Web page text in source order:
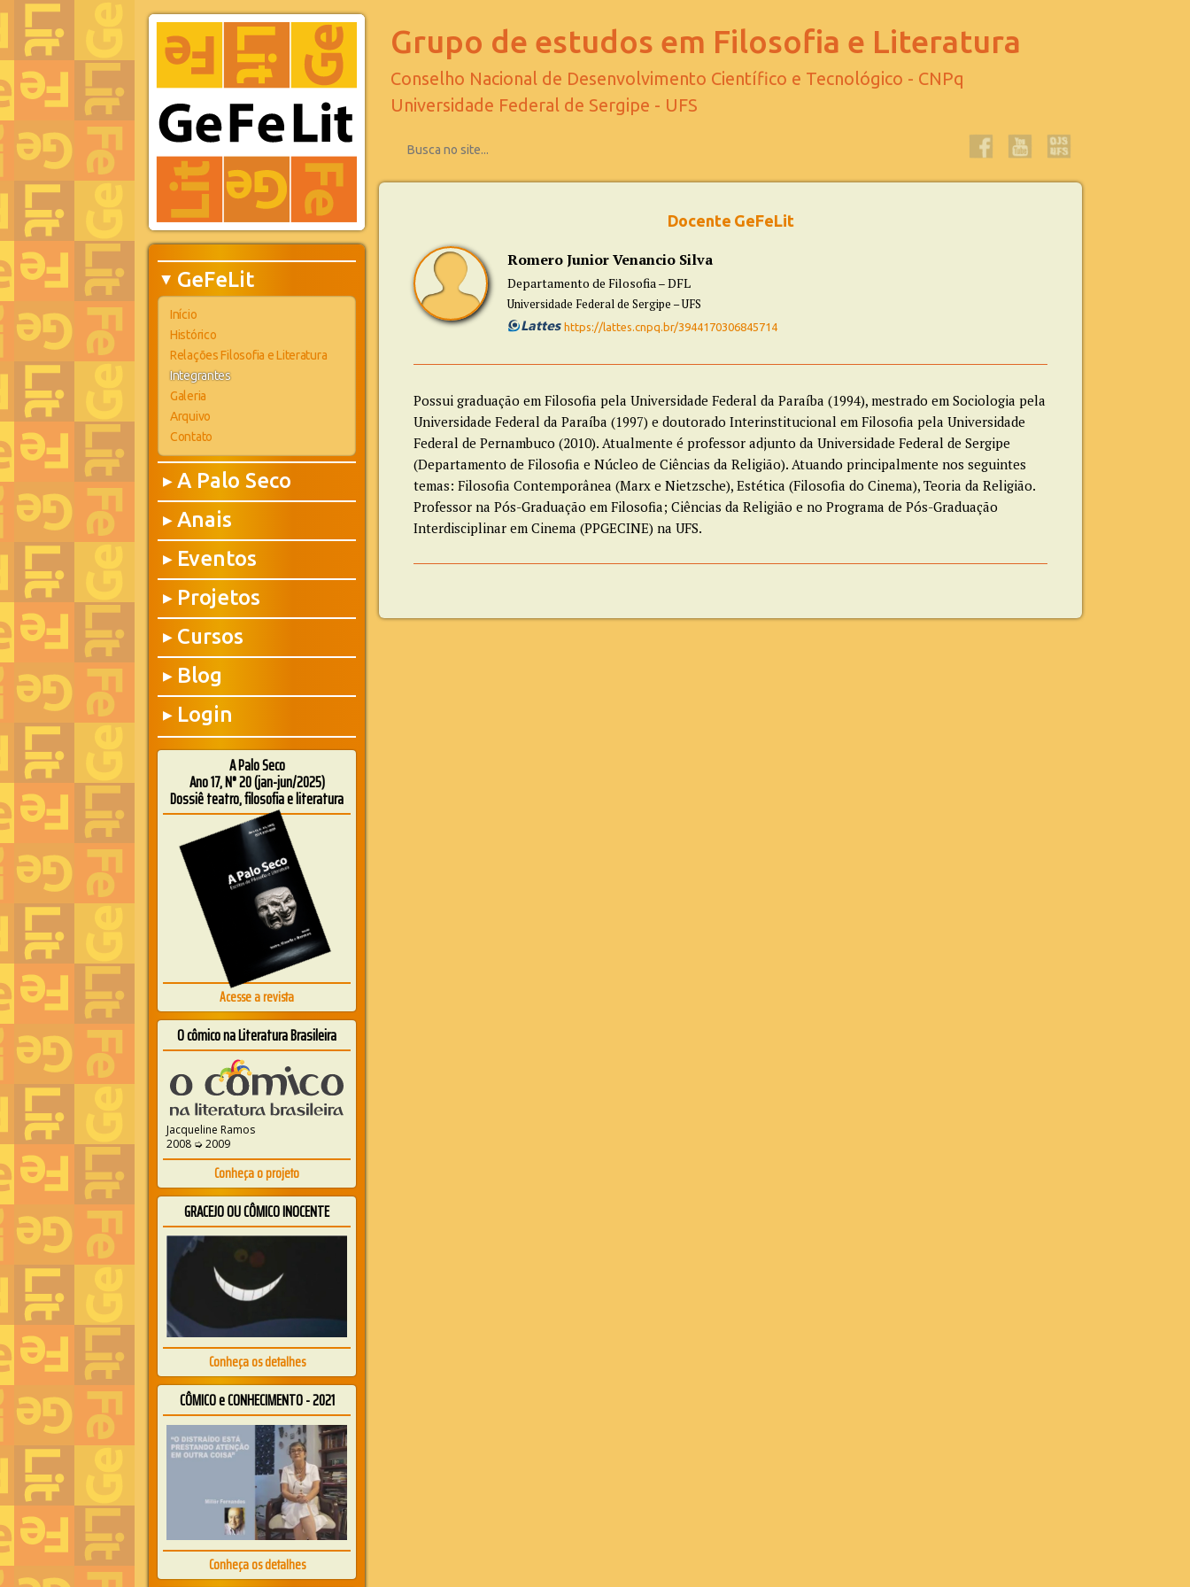
▶ GeFeLit
Início
Histórico
Relações Filosofia e Literatura
Integrantes
Galeria
Arquivo
Contato
▶ A Palo Seco
▶ Anais
▶ Eventos
▶ Projetos
▶ Cursos
▶ Blog
▶ Login
A Palo Seco
Ano 17, N° 20 (jan-jun/2025)
Dossiê teatro, filosofia e literatura
Acesse a revista
O cômico na Literatura Brasileira
Jacqueline Ramos
2008 ➭ 2009
Conheça o projeto
GRACEJO OU CÔMICO INOCENTE
Conheça os detalhes
CÔMICO e CONHECIMENTO - 2021
Conheça os detalhes
Grupo de estudos em Filosofia e Literatura
Conselho Nacional de Desenvolvimento Científico e Tecnológico - CNPq
Universidade Federal de Sergipe - UFS
Docente GeFeLit
Romero Junior Venancio Silva
Departamento de Filosofia – DFL
Universidade Federal de Sergipe – UFS
https://lattes.cnpq.br/3944170306845714
Possui graduação em Filosofia pela Universidade Federal da Paraíba (1994), mestrado em Sociologia pela
Universidade Federal da Paraíba (1997) e doutorado Interinstitucional em Filosofia pela Universidade
Federal de Pernambuco (2010). Atualmente é professor adjunto da Universidade Federal de Sergipe
(Departamento de Filosofia e Núcleo de Ciências da Religião). Atuando principalmente nos seguintes
temas: Filosofia Contemporânea (Marx e Nietzsche), Estética (Filosofia do Cinema), Teoria da Religião.
Professor na Pós-Graduação em Filosofia; Ciências da Religião e no Programa de Pós-Graduação
Interdisciplinar em Cinema (PPGECINE) na UFS.